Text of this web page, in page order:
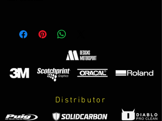
-verde z650 y z900 2017 (color verde bastidor)
CANDY YELLOW GREEN
-gris z650 METALLIC GREY
z750
-verde kawasaki YELLOW GREEN
-naranja z750 LIGHT ORANGE
Distributor